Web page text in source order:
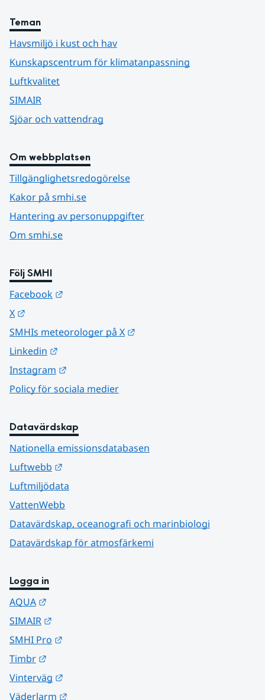
Teman
Havsmiljö i kust och hav
Kunskapscentrum för klimatanpassning
Luftkvalitet
SIMAIR
Sjöar och vattendrag
Om webbplatsen
Tillgänglighetsredogörelse
Kakor på smhi.se
Hantering av personuppgifter
Om smhi.se
Följ SMHI
Facebook
X
SMHIs meteorologer på X
Linkedin
Instagram
Policy för sociala medier
Datavärdskap
Nationella emissionsdatabasen
Luftwebb
Luftmiljödata
VattenWebb
Datavärdskap, oceanografi och marinbiologi
Datavärdskap för atmosfärkemi
Logga in
AQUA
SIMAIR
SMHI Pro
Timbr
Vinterväg
Väderlarm